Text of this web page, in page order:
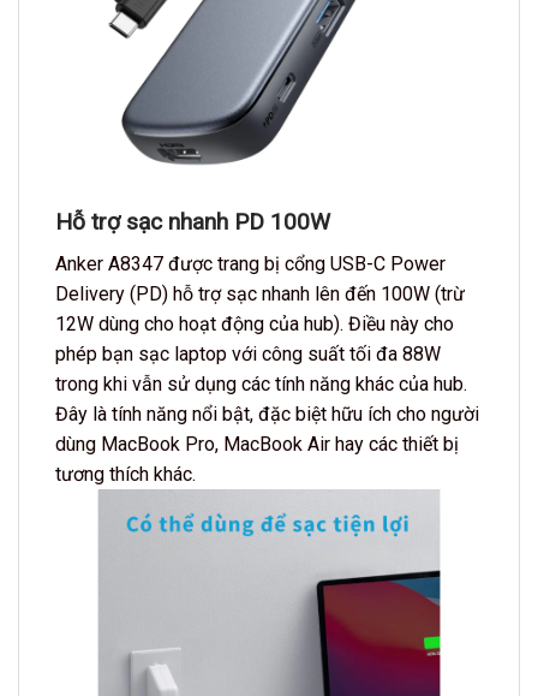
Hỗ trợ sạc nhanh PD 100W
Anker A8347 được trang bị cổng USB-C Power
Delivery (PD) hỗ trợ sạc nhanh lên đến 100W (trừ
12W dùng cho hoạt động của hub). Điều này cho
phép bạn sạc laptop với công suất tối đa 88W
trong khi vẫn sử dụng các tính năng khác của hub.
Đây là tính năng nổi bật, đặc biệt hữu ích cho người
dùng MacBook Pro, MacBook Air hay các thiết bị
tương thích khác.